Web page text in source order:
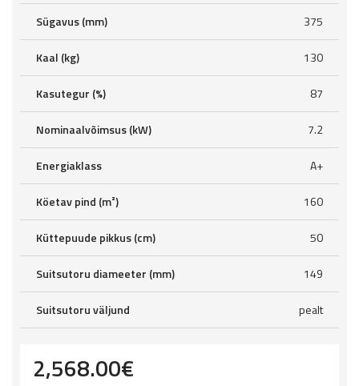
Sügavus (mm) 375
Kaal (kg) 130
Kasutegur (%) 87
Nominaalvõimsus (kW) 7.2
Energiaklass A+
Köetav pind (m²) 160
Küttepuude pikkus (cm) 50
Suitsutoru diameeter (mm) 149
Suitsutoru väljund pealt
2,568.00€